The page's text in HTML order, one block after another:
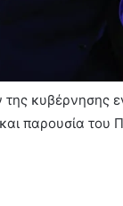
κυβέρνησης
παρουσία